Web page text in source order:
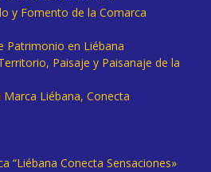
y Fomento de la Comarca
Patrimonio en Liébana
Paisaje y Paisanaje de la
Liébana, Conecta
“Liébana Conecta Sensaciones»